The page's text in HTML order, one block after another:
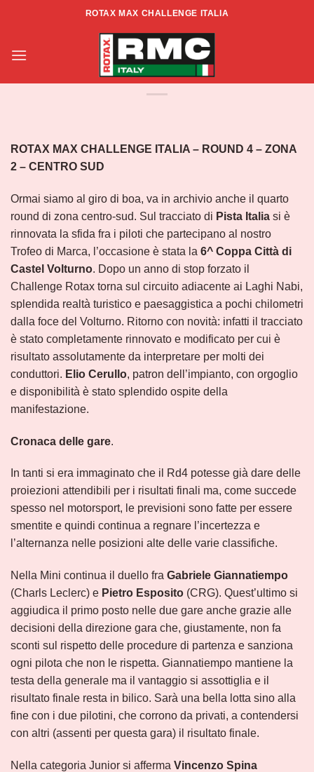
ROTAX MAX CHALLENGE ITALIA
ROTAX MAX CHALLENGE ITALIA –
ZONA CENTRO SUD – RD4 –
CASTELVOLTURNO
ROTAX MAX CHALLENGE ITALIA – ROUND 4 – ZONA
2 – CENTRO SUD
Ormai siamo al giro di boa, va in archivio anche il quarto
round di zona centro-sud. Sul tracciato di Pista Italia si è
rinnovata la sfida fra i piloti che partecipano al nostro
Trofeo di Marca, l’occasione è stata la 6^ Coppa Città di
Castel Volturno. Dopo un anno di stop forzato il
Challenge Rotax torna sul circuito adiacente ai Laghi Nabi,
splendida realtà turistico e paesaggistica a pochi chilometri
dalla foce del Volturno. Ritorno con novità: infatti il tracciato
è stato completamente rinnovato e modificato per cui è
risultato assolutamente da interpretare per molti dei
conduttori. Elio Cerullo, patron dell’impianto, con orgoglio
e disponibilità è stato splendido ospite della
manifestazione.
Cronaca delle gare.
In tanti si era immaginato che il Rd4 potesse già dare delle
proiezioni attendibili per i risultati finali ma, come succede
spesso nel motorsport, le previsioni sono fatte per essere
smentite e quindi continua a regnare l’incertezza e
l’alternanza nelle posizioni alte delle varie classifiche.
Nella Mini continua il duello fra Gabriele Giannatiempo
(Charls Leclerc) e Pietro Esposito (CRG). Quest’ultimo si
aggiudica il primo posto nelle due gare anche grazie alle
decisioni della direzione gara che, giustamente, non fa
sconti sul rispetto delle procedure di partenza e sanziona
ogni pilota che non le rispetta. Giannatiempo mantiene la
testa della generale ma il vantaggio si assottiglia e il
risultato finale resta in bilico. Sarà una bella lotta sino alla
fine con i due pilotini, che corrono da privati, a contendersi
con altri (assenti per questa gara) il risultato finale.
Nella categoria Junior si afferma Vincenzo Spina